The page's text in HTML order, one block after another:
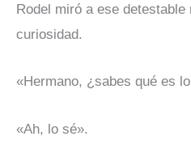
Rodel miró a ese
curiosidad.
«Hermano, ¿sabes qué es
«Ah, lo sé».